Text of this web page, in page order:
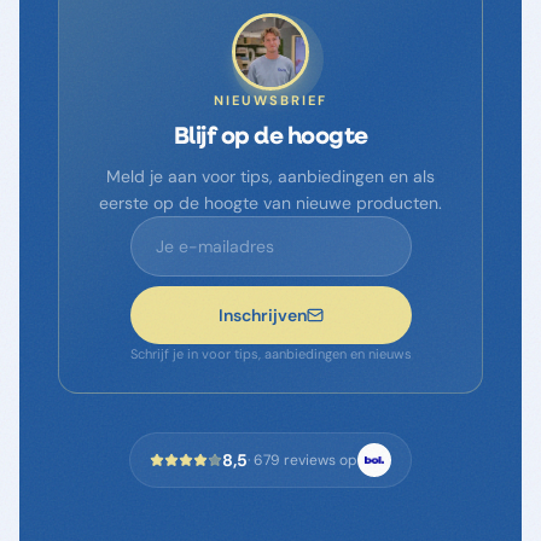
NIEUWSBRIEF
Blijf op de hoogte
Meld je aan voor tips, aanbiedingen en als
eerste op de hoogte van nieuwe producten.
Inschrijven
Schrijf je in voor tips, aanbiedingen en nieuws
8,5·679 reviews op